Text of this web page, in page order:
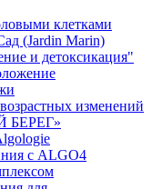
клетками
(Jardin Marin)
и детоксикация"
изменений
БЕРЕГ»
с ALGO4